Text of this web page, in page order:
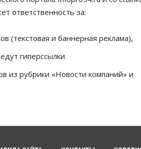
ответственность за:
(текстовая и баннерная реклама),
гиперссылки
из рубрики «Новости компаний» и